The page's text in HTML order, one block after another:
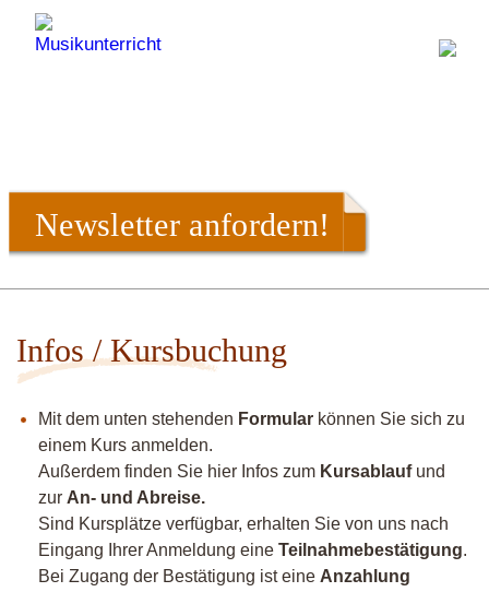
Newsletter anfordern!
Infos / Kursbuchung
Mit dem unten stehenden Formular können Sie sich zu
einem Kurs anmelden.
Außerdem finden Sie hier Infos zum Kursablaufund
zur An- und Abreise.
Sind Kursplätze verfügbar, erhalten Sie von uns nach
Eingang Ihrer Anmeldung eine Teilnahmebestätigung.
Bei Zugang der Bestätigung ist eine Anzahlung